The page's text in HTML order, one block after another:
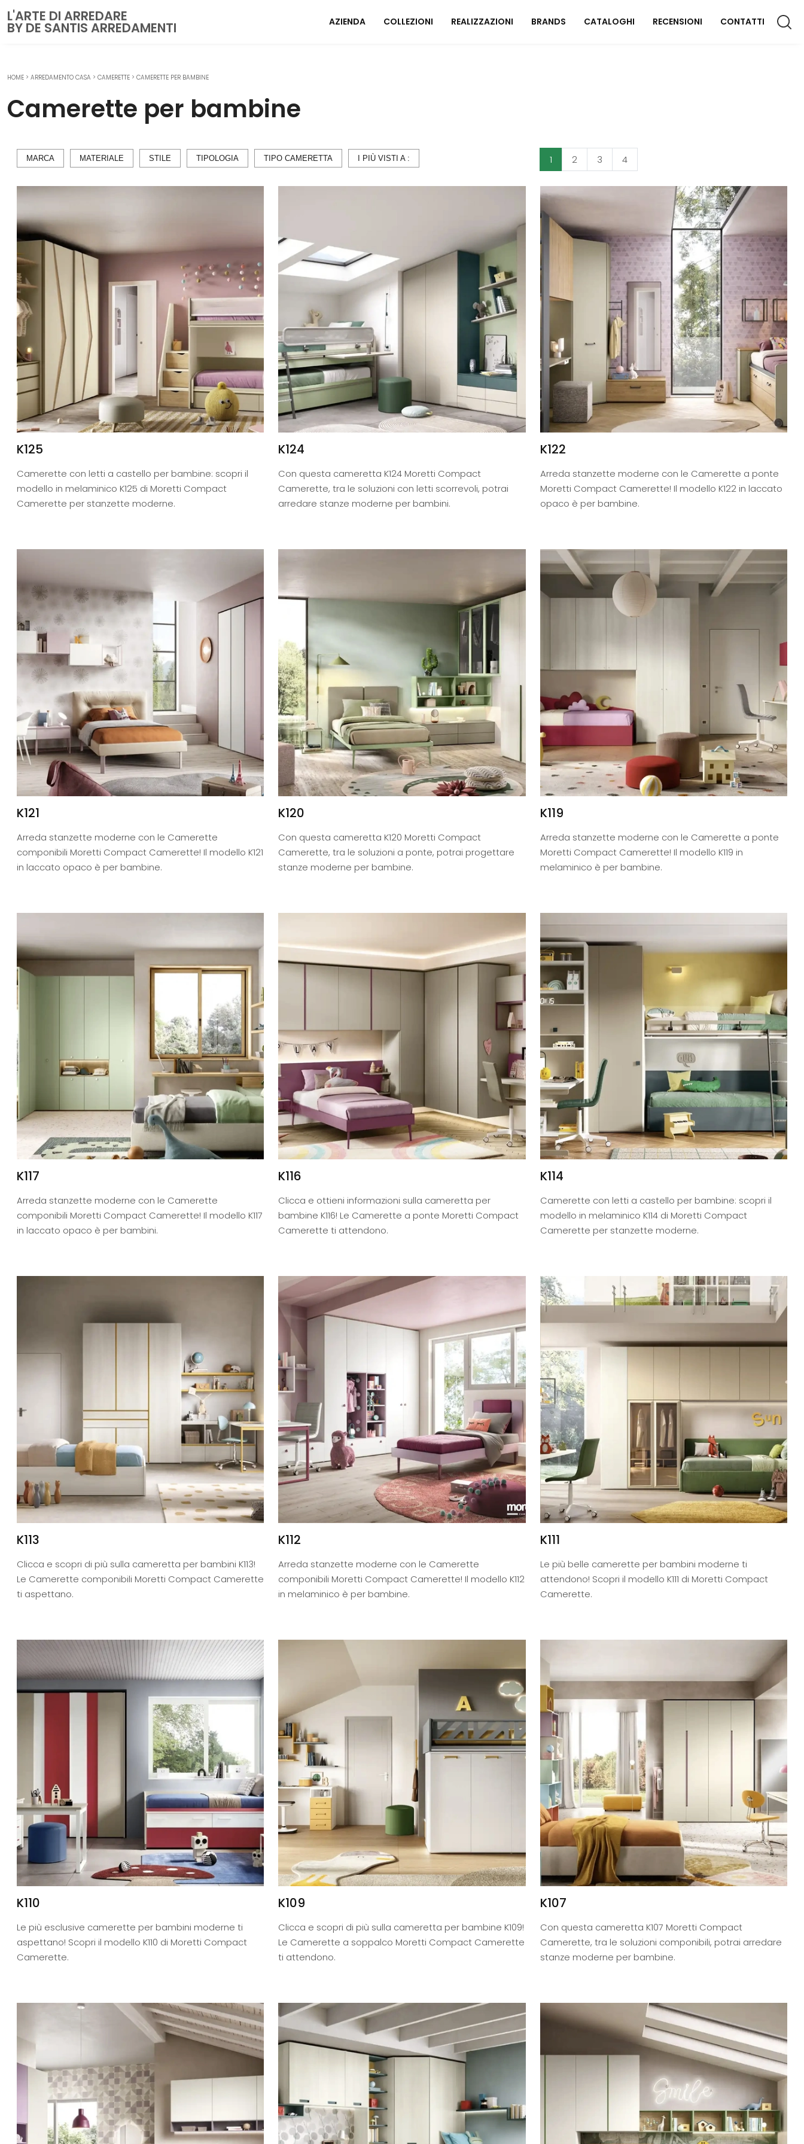
L'ARTE DI ARREDARE
BY DE SANTIS ARREDAMENTI AZIENDA COLLEZIONI
CUCINE
Cucine Moderne
Cucine Classiche
ZONA GIORNO
Librerie
Salotti
Poltrone
Madie
Sedie
Arredo Bagno
ZONA NOTTE
Armadi
Camerette
Materassi
Arredo Ufficio
OUTDOOR
REALIZZAZIONI BRANDS CATALOGHI RECENSIONI CONTATTI
HOME > ARREDAMENTO CASA > CAMERETTE > CAMERETTE PER BAMBINE
Camerette per bambine
MARCA MATERIALE STILE TIPOLOGIA TIPO CAMERETTA I PIÙ VISTI A : 1 2 3 4
K125
Camerette con letti a castello per bambine: scopri il
modello in melaminico K125 di Moretti Compact
Camerette per stanzette moderne.
K124
Con questa cameretta K124 Moretti Compact
Camerette, tra le soluzioni con letti scorrevoli, potrai
arredare stanze moderne per bambini.
K122
Arreda stanzette moderne con le Camerette a ponte
Moretti Compact Camerette! Il modello K122 in laccato
opaco è per bambine.
K121
Arreda stanzette moderne con le Camerette
componibili Moretti Compact Camerette! Il modello K121
in laccato opaco è per bambine.
K120
Con questa cameretta K120 Moretti Compact
Camerette, tra le soluzioni a ponte, potrai progettare
stanze moderne per bambine.
K119
Arreda stanzette moderne con le Camerette a ponte
Moretti Compact Camerette! Il modello K119 in
melaminico è per bambine.
K117
Arreda stanzette moderne con le Camerette
componibili Moretti Compact Camerette! Il modello K117
in laccato opaco è per bambini.
K116
Clicca e ottieni informazioni sulla cameretta per
bambine K116! Le Camerette a ponte Moretti Compact
Camerette ti attendono.
K114
Camerette con letti a castello per bambine: scopri il
modello in melaminico K114 di Moretti Compact
Camerette per stanzette moderne.
K113
Clicca e scopri di più sulla cameretta per bambini K113!
Le Camerette componibili Moretti Compact Camerette
ti aspettano.
K112
Arreda stanzette moderne con le Camerette
componibili Moretti Compact Camerette! Il modello K112
in melaminico è per bambine.
K111
Le più belle camerette per bambini moderne ti
attendono! Scopri il modello K111 di Moretti Compact
Camerette.
K110
Le più esclusive camerette per bambini moderne ti
aspettano! Scopri il modello K110 di Moretti Compact
Camerette.
K109
Clicca e scopri di più sulla cameretta per bambine K109!
Le Camerette a soppalco Moretti Compact Camerette
ti attendono.
K107
Con questa cameretta K107 Moretti Compact
Camerette, tra le soluzioni componibili, potrai arredare
stanze moderne per bambine.